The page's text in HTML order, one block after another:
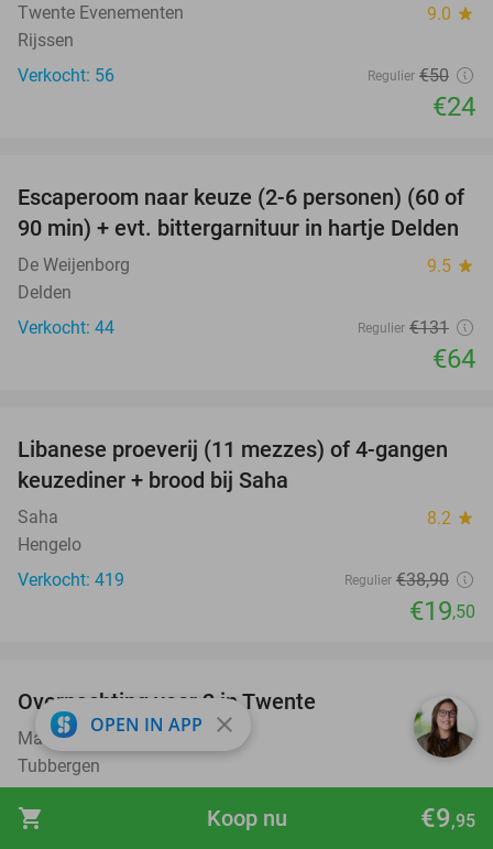
shopping_cart €9,95
Koop nu
Twente Evenementen 9.0 star
Rijssen
Verkocht: 56
Regulier €50
€24
51%
Escaperoom naar keuze (2-6 personen) (60 of
90 min) + evt. bittergarnituur in hartje Delden
De Weijenborg 9.5 star
Delden
Verkocht: 44
Regulier €131
€64
50%
Libanese proeverij (11 mezzes) of 4-gangen
keuzediner + brood bij Saha
Saha 8.2 star
Hengelo
Verkocht: 419
Regulier €38,90
€19,50
25%
Overnachting voor 2 in Twente
MarCant Tubbergen 9.0 star
Tubbergen
€79
OPEN IN APP close